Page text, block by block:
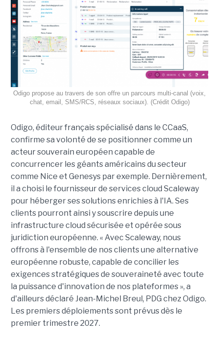
Odigo propose au travers de son offre un parcours multi-canal (voix,
chat, email, SMS/RCS, réseaux sociaux). (Crédit Odigo)
Odigo, éditeur français spécialisé dans le CCaaS,
confirme sa volonté de se positionner comme un
acteur souverain européen capable de
concurrencer les géants américains du secteur
comme Nice et Genesys par exemple. Dernièrement,
il a choisi le fournisseur de services cloud Scaleway
pour héberger ses solutions enrichies à l'IA. Ses
clients pourront ainsi y souscrire depuis une
infrastructure cloud sécurisée et opérée sous
juridiction européenne. « Avec Scaleway, nous
offrons à l'ensemble de nos clients une alternative
européenne robuste, capable de concilier les
exigences stratégiques de souveraineté avec toute
la puissance d'innovation de nos plateformes », a
d'ailleurs déclaré Jean-Michel Breul, PDG chez Odigo.
Les premiers déploiements sont prévus dès le
premier trimestre 2027.